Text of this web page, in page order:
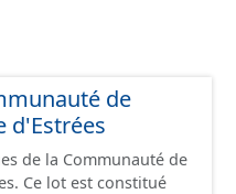
de
d'Estrées
de la Communauté de
Ce lot est constitué